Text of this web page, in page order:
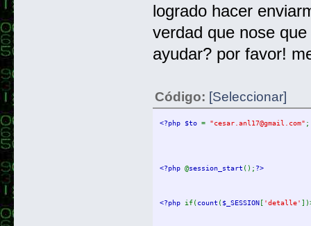
logrado hacer
verdad que nose
ayudar? por favor!
Código: [Seleccionar]
<?php $to = "cesar.anl17@gmail.com"
<?php @session_start (); ?>
<?php if( count ( $_SESSION 'detalle'